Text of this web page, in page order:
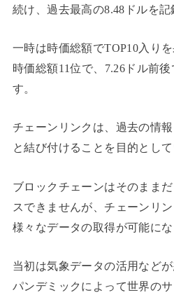
続け、過去最高の8.48ドルを記
一時は時価総額でTOP10入り
時価総額11位で、7.26ドル前
す。
チェーンリンクは、過去の情
と結び付けることを目的として
ブロックチェーンはそのまま
スできませんが、チェーンリ
様々なデータの取得が可能にな
当初は気象データの活用など
パンデミックによって世界の